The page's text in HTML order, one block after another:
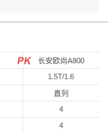
长安欧尚A800
1.5T/1.6
直列
4
4